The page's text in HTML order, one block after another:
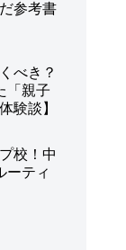
参考書
べき？
「親子
験談】
校！中
ーティ